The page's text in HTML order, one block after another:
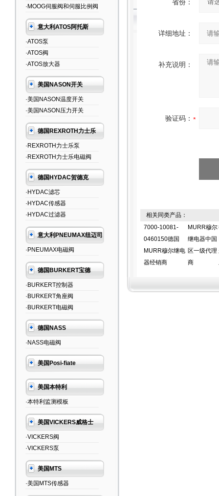
·MOOG伺服阀和伺服比例阀
意大利ATOS阿托斯
·ATOS泵
·ATOS阀
·ATOS放大器
美国NASON开关
·美国NASON温度开关
·美国NASON压力开关
德国REXROTH力士乐
·REXROTH力士乐泵
·REXROTH力士乐电磁阀
德国HYDAC贺德克
·HYDAC滤芯
·HYDAC传感器
·HYDAC过滤器
意大利PNEUMAX纽迈司
·PNEUMAX电磁阀
德国BURKERT宝德
·BURKERT控制器
·BURKERT角座阀
·BURKERT电磁阀
德国NASS
·NASS电磁阀
美国Posi-fiate
美国本特利
·本特利监测模板
美国VICKERS威格士
·VICKERS阀
·VICKERS泵
美国MTS
·美国MTS传感器
省份：
详细地址：
补充说明：
验证码：
相关同类产品：
7000-10081-
0460150德国
MURR穆尔继电
器经销商
MURR穆尔
继电器中国
区一级代理
商